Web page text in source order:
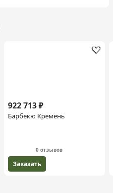
922 713 ₽
Барбекю Кремень
0 отзывов
Заказать